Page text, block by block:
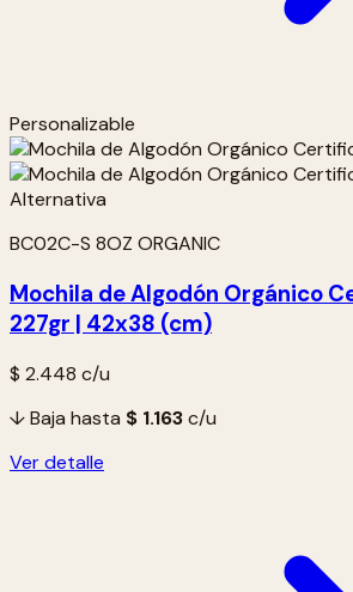
Personalizable
BC02C-S 8OZ ORGANIC
Mochila de Algodón Orgánico
227gr | 42x38 (cm)
$ 2.448 c/u
↓ Baja hasta $ 1.163c/u
Ver detalle